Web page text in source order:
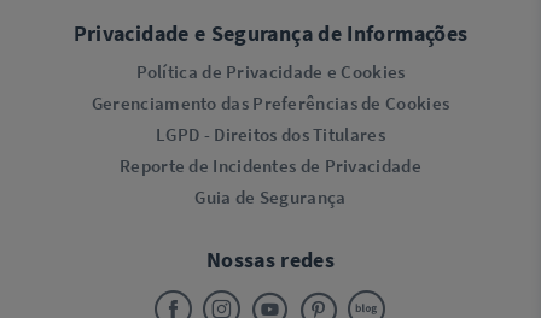
Privacidade e Segurança de Informações
Política de Privacidade e Cookies
Gerenciamento das Preferências de Cookies
LGPD - Direitos dos Titulares
Reporte de Incidentes de Privacidade
Guia de Segurança
Nossas redes